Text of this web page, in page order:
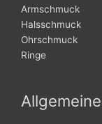
Armschmuck
Halsschmuck
Ohrschmuck
Ringe